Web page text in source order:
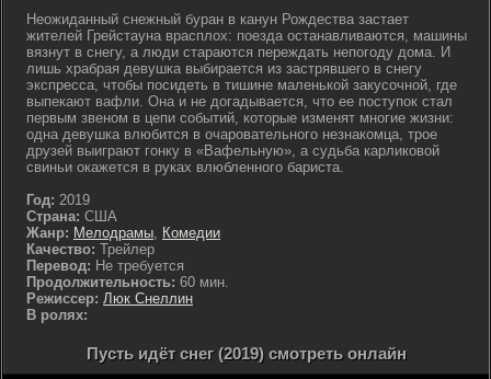
Неожиданный снежный буран в канун Рождества застает
жителей Грейстауна врасплох: поезда останавливаются, машины
вязнут в снегу, а люди стараются переждать непогоду дома. И
лишь храбрая девушка выбирается из застрявшего в снегу
экспресса, чтобы посидеть в тишине маленькой закусочной, где
выпекают вафли. Она и не догадывается, что ее поступок стал
первым звеном в цепи событий, которые изменят многие жизни:
одна девушка влюбится в очаровательного незнакомца, трое
друзей выиграют гонку в «Вафельную», а судьба карликовой
свиньи окажется в руках влюбленного бариста.
Год: 2019
Страна: США
Жанр: Мелодрамы, Комедии
Качество: Трейлер
Перевод: Не требуется
Продолжительность: 60 мин.
Режиссер: Люк Снеллин
В ролях:
Пусть идёт снег (2019) смотреть онлайн